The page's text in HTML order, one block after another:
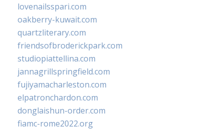
lovenailsspari.com
oakberry-kuwait.com
quartzliterary.com
friendsofbroderickpark.com
studiopiattellina.com
jannagrillspringfield.com
fujiyamacharleston.com
elpatronchardon.com
donglaishun-order.com
fiamc-rome2022.org